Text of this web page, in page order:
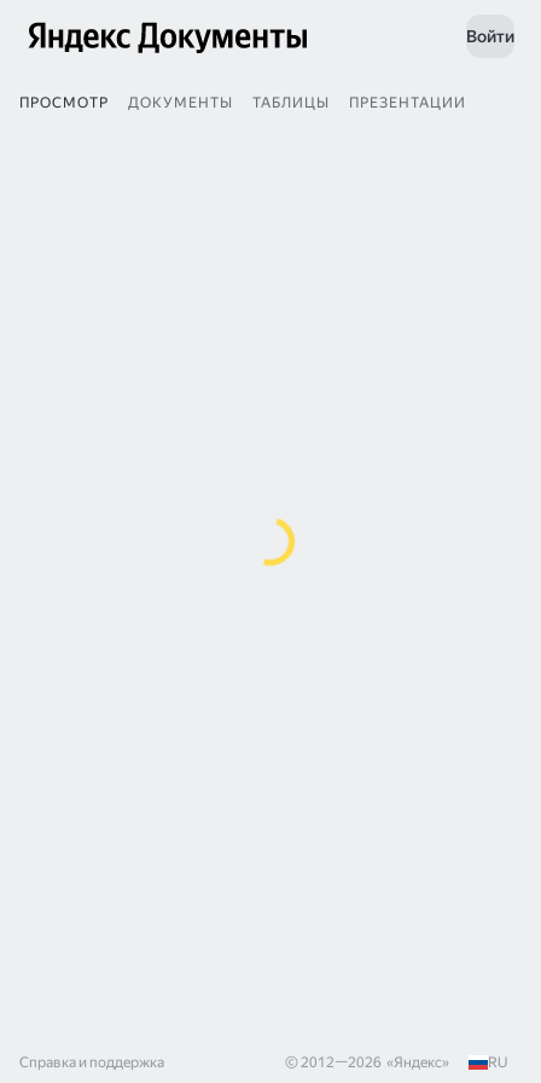
Войти
ПРОСМОТР ДОКУМЕНТЫ ТАБЛИЦЫ ПРЕЗЕНТАЦИИ
Справка и поддержка © 2012—2026 «Яндекс» RU